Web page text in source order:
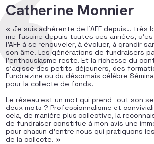
Catherine Monnier
« Je suis adhérente de l’AFF depuis… très
me fascine depuis toutes ces années,
l’AFF à se renouveler, à évoluer, à grandir
son âme. Les générations de fundraisers
l’enthousiasme reste. Et la richesse du
s’agisse des petits-déjeuners, des
Fundraizine ou du désormais célèbre
pour la collecte de fonds.
Le réseau est un mot qui prend tout son
deux mots ? Professionnalisme et
cela, de manière plus collective, la
de fundraiser constitue à mon avis une
pour chacun d’entre nous qui pratiquons
de la collecte. »